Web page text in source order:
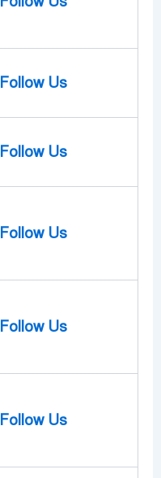
Follow Us
Follow Us
Follow Us
Follow Us
Follow Us